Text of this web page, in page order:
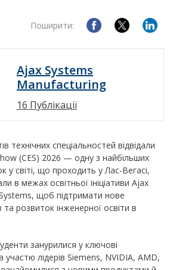
Поширити:
Ajax Systems
Manufacturing
16 Публікації
технічних спеціальностей відвідали
(CES) 2026 — одну з найбільших
у світі, що проходить у Лас-Вегасі,
в межах освітньої ініціативи Ajax
щоб підтримати нове
та розвиток інженерної освіти в
занурилися у ключові
участю лідерів Siemens, NVIDIA, AMD,